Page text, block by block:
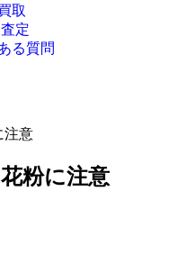
取
定
る質問
注意
粉に注意